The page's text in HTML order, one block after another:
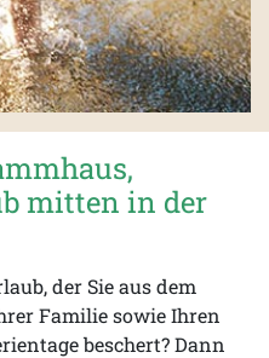
mitten in der
der Sie aus dem
Familie sowie Ihren
beschert? Dann